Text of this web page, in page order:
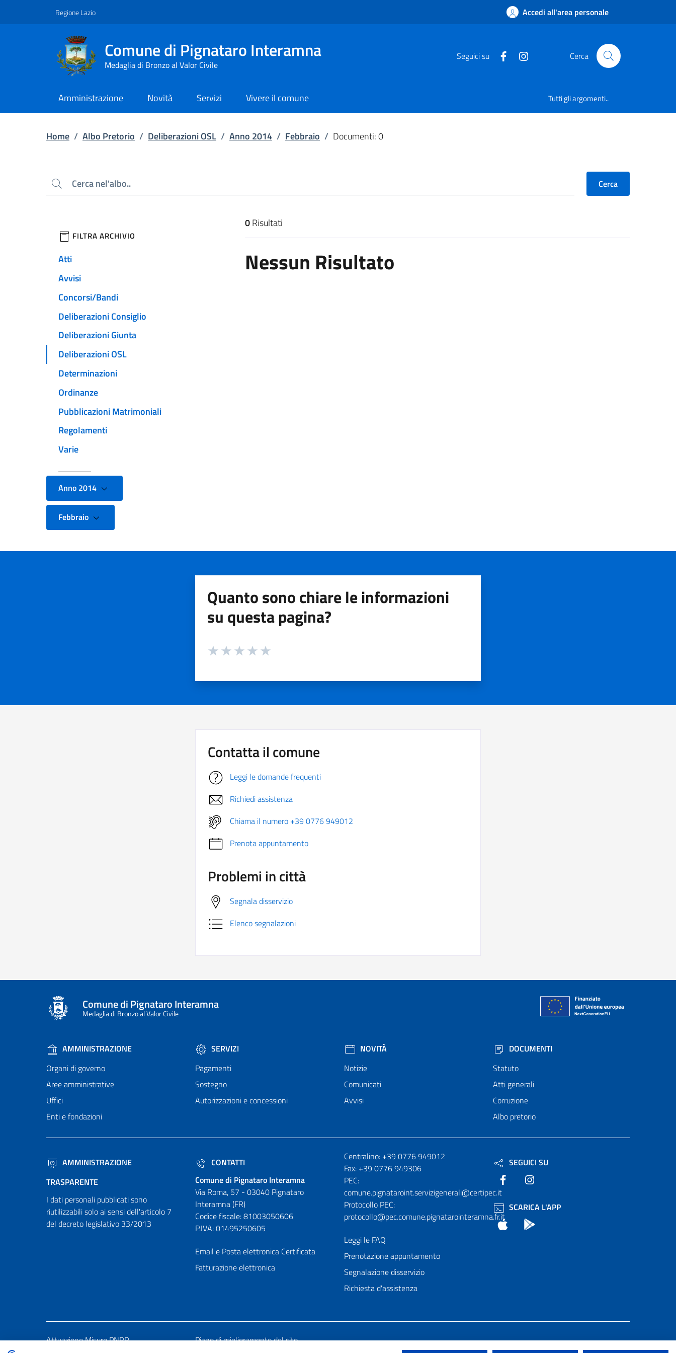
Regione Lazio Accedi all'area personale
Comune di Pignataro Interamna
Medaglia di Bronzo al Valor Civile
Seguici su Cerca
Amministrazione Novità Servizi Vivere il comune Tutti gli argomenti..
Home / Albo Pretorio / Deliberazioni OSL / Anno 2014 / Febbraio / Documenti: 0
Cerca Cerca
filtri da applicare
FILTRA ARCHIVIO
Atti
Avvisi
Concorsi/Bandi
Deliberazioni Consiglio
Deliberazioni Giunta
Deliberazioni OSL
Determinazioni
Ordinanze
Pubblicazioni Matrimoniali
Regolamenti
Varie
Anno 2014
Febbraio
Risultati di ricerca
0Risultati
Nessun Risultato
Quanto sono chiare le informazioni
su questa pagina?
Valuta da 1 a 5 stelle la pagina
Contatta il comune
Leggi le domande frequenti
Richiedi assistenza
Chiama il numero +39 0776 949012
Prenota appuntamento
Problemi in città
Segnala disservizio
Elenco segnalazioni
Comune di Pignataro Interamna
Medaglia di Bronzo al Valor Civile
AMMINISTRAZIONE
Organi di governo
Aree amministrative
Uffici
Enti e fondazioni
SERVIZI
Pagamenti
Sostegno
Autorizzazioni e concessioni
NOVITÀ
Notizie
Comunicati
Avvisi
DOCUMENTI
Statuto
Atti generali
Corruzione
Albo pretorio
AMMINISTRAZIONE
TRASPARENTE
I dati personali pubblicati sono
riutilizzabili solo ai sensi dell'articolo 7
del decreto legislativo 33/2013
CONTATTI
Comune di Pignataro Interamna
Via Roma, 57 - 03040 Pignataro
Interamna (FR)
Codice fiscale: 81003050606
P.IVA: 01495250605
Email e Posta elettronica Certificata
Fatturazione elettronica
Numeri utili
Centralino: +39 0776 949012
Fax: +39 0776 949306
PEC:
comune.pignataroint.servizigenerali@certipec.it
Protocollo PEC:
protocollo@pec.comune.pignatarointeramna.fr.it
Leggi le FAQ
Prenotazione appuntamento
Segnalazione disservizio
Richiesta d'assistenza
SEGUICI SU
Facebook
SCARICA L'APP
App Store
Attuazione Misure PNRR Piano di miglioramento del sito